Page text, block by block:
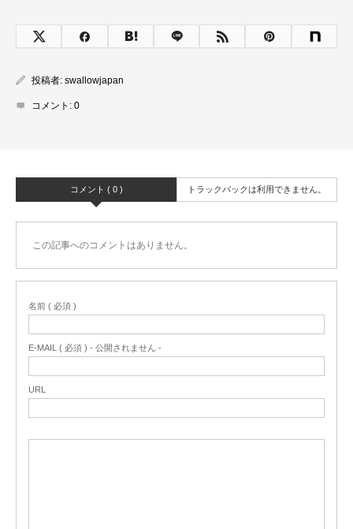
投稿者: swallowjapan
コメント: 0
コメント ( 0 ) トラックバックは利用できません。
この記事へのコメントはありません。
名前 ( 必須 )
E-MAIL ( 必須 ) - 公開されません -
URL